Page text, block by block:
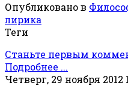
Опубликовано в
лирика
Теги
Станьте первым
Подробнее ...
Четверг, 29 ноября 2012